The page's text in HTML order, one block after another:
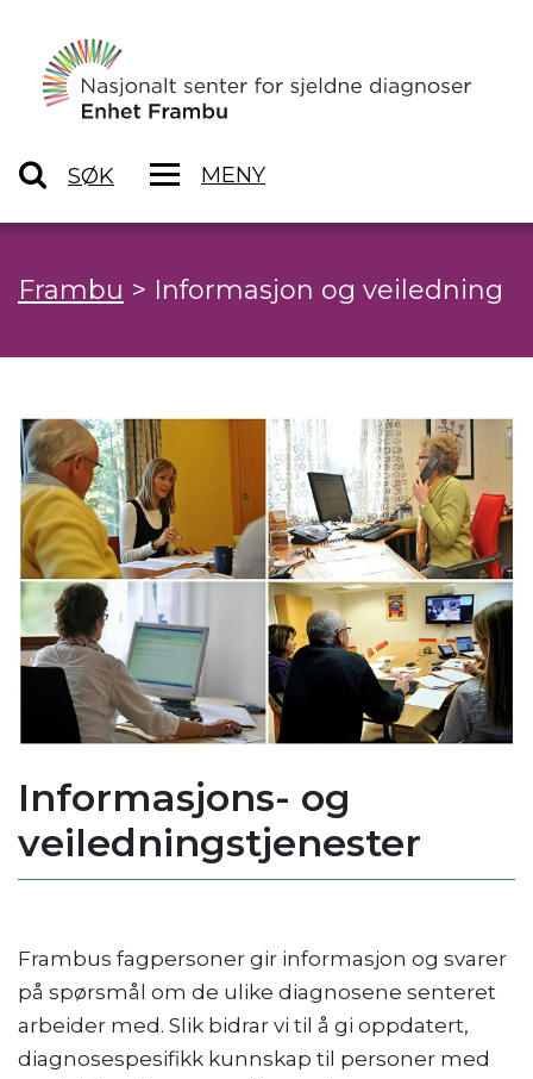
SØK MENY
Frambu > Informasjon og veiledning
Informasjons- og
veiledningstjenester
Frambus fagpersoner gir informasjon og svarer
på spørsmål om de ulike diagnosene senteret
arbeider med. Slik bidrar vi til å gi oppdatert,
diagnosespesifikk kunnskap til personer med